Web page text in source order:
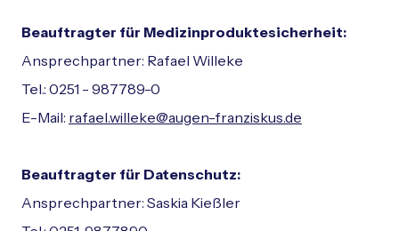
Beauftragter für Medizinproduktesicherheit:
Ansprechpartner: Rafael Willeke
Tel.: 0251 - 987789-0
E-Mail: rafael.willeke@augen-franziskus.de
Beauftragter für Datenschutz:
Ansprechpartner: Saskia Kießler